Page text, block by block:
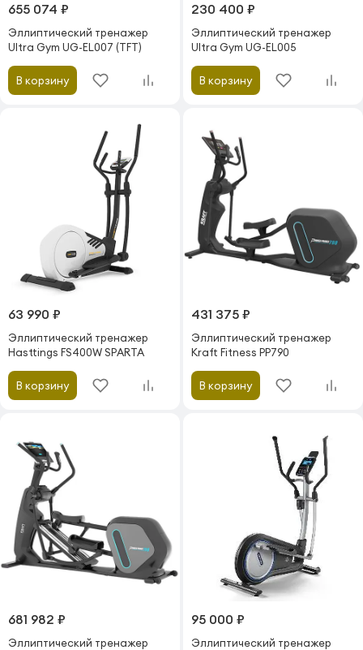
655 074 ₽
Эллиптический тренажер
Ultra Gym UG-EL007 (TFT)
В корзину
230 400 ₽
Эллиптический тренажер
Ultra Gym UG-EL005
В корзину
63 990 ₽
Эллиптический тренажер
Hasttings FS400W SPARTA
В корзину
431 375 ₽
Эллиптический тренажер
Kraft Fitness PP790
В корзину
681 982 ₽
Эллиптический тренажер
95 000 ₽
Эллиптический тренажер